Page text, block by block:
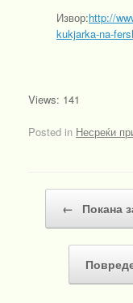
Извор:http://
kukjarka-na-
Views: 141
Posted in Несреќи
← Покана